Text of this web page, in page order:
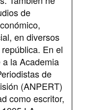
de
en diversos
En el
la Academia
de
(ANPERT)
como escritor,